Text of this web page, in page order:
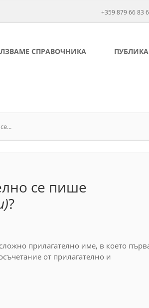
+359 879 66 83
СПРАВОЧНИКА
се пише
?
прилагателно име, в което
от прилагателно и